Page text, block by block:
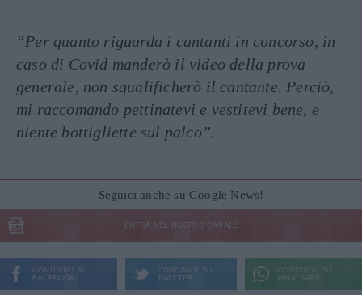
“Per quanto riguarda i cantanti in concorso, in
caso di Covid manderò il video della prova
generale, non squalificherò il cantante. Perciò,
mi raccomando pettinatevi e vestitevi bene, e
niente bottigliette sul palco”.
Seguici anche su Google News!
ENTRA NEL NOSTRO CANALE
CONDIVIDI SU
FACEBOOK
CONDIVIDI SU
TWITTER
CONDIVIDI SU
WHATSAPP